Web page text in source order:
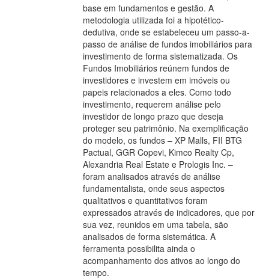
base em fundamentos e gestão. A
metodologia utilizada foi a hipotético-
dedutiva, onde se estabeleceu um passo-a-
passo de análise de fundos imobiliários para
investimento de forma sistematizada. Os
Fundos Imobiliários reúnem fundos de
investidores e investem em imóveis ou
papeis relacionados a eles. Como todo
investimento, requerem análise pelo
investidor de longo prazo que deseja
proteger seu patrimônio. Na exemplificação
do modelo, os fundos – XP Malls, FII BTG
Pactual, GGR Copevi, Kimco Realty Cp,
Alexandria Real Estate e Prologis Inc. –
foram analisados através de análise
fundamentalista, onde seus aspectos
qualitativos e quantitativos foram
expressados através de indicadores, que por
sua vez, reunidos em uma tabela, são
analisados de forma sistemática. A
ferramenta possibilita ainda o
acompanhamento dos ativos ao longo do
tempo.